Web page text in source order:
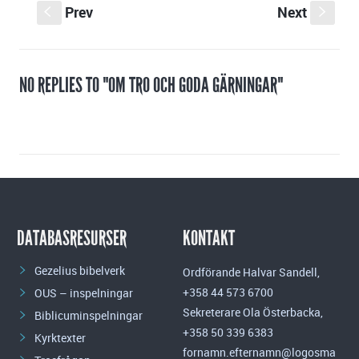
Prev Next
NO REPLIES TO "OM TRO OCH GODA GÄRNINGAR"
DATABASRESURSER
Gezelius bibelverk
OUS – inspelningar
Biblicuminspelningar
Kyrktexter
KONTAKT
Ordförande Halvar Sandell,
+358 44 573 6700
Sekreterare Ola Österbacka,
+358 50 339 6383
fornamn.efternamn@logosma